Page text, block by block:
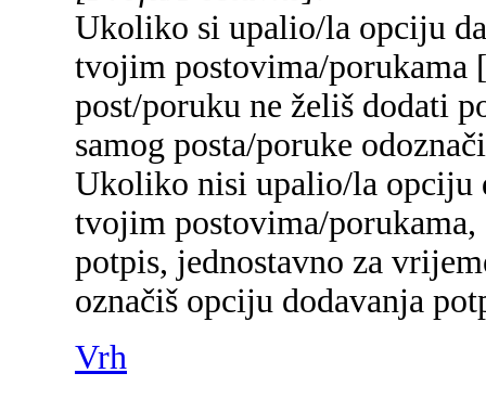
Ukoliko si upalio/la opciju
tvojim postovima/porukama
post/poruku ne želiš dodati
samog posta/poruke
Ukoliko nisi upalio/la opciju
tvojim postovima/
potpis, jednostavno za
označiš opciju dodavanja
Vrh